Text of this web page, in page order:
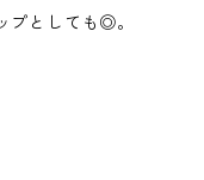
プとしても◎。